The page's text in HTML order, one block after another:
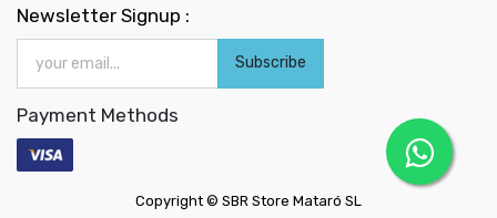
Newsletter Signup :
Subscribe
Payment Methods
Copyright © SBR Store Mataró SL